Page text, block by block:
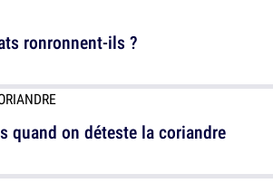
ronronnent-ils ?
quand on déteste la coriandre